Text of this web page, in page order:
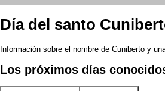
Día del santo
Información sobre el nombre de Cuniberto y
Los próximos días